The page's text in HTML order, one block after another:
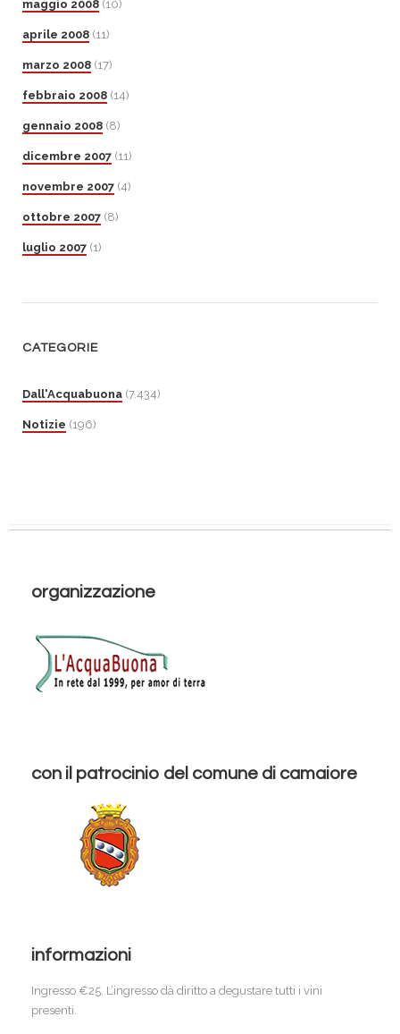
maggio 2008 (10)
aprile 2008 (11)
marzo 2008 (17)
febbraio 2008 (14)
gennaio 2008 (8)
dicembre 2007 (11)
novembre 2007 (4)
ottobre 2007 (8)
luglio 2007 (1)
CATEGORIE
Dall'Acquabuona (7.434)
Notizie (196)
organizzazione
con il patrocinio del comune di camaiore
informazioni
Ingresso €25. L’ingresso dà diritto a degustare tutti i vini
presenti.